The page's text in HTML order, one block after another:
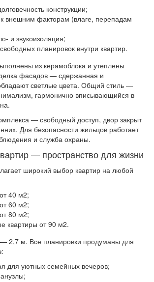
конструкции;
к внешним факторам (влаге, перепадам
и звукоизоляция;
планировок внутри квартир.
из керамоблока и утеплены
фасадов — сдержанная и
светлые цвета. Общий стиль —
гармонично вписывающийся в
— свободный доступ, двор закрыт
Для безопасности жильцов работает
и служба охраны.
— пространство для жизни
широкий выбор квартир на любой
40 м2;
60 м2;
80 м2;
квартиры от 90 м2.
— 2,7 м. Все планировки продуманы для
для уютных семейных вечеров;